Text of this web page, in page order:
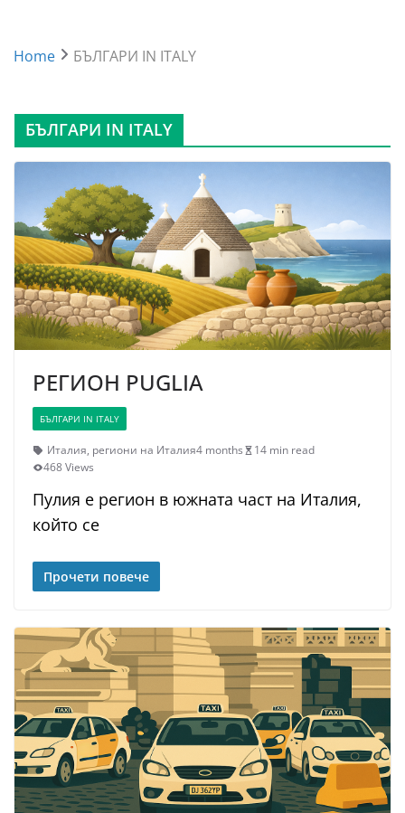
Home БЪЛГАРИ IN ITALY
БЪЛГАРИ IN ITALY
РЕГИОН PUGLIA
БЪЛГАРИ IN ITALY
Италия, региони на Италия4 months
14 min read
468 Views
Пулия е регион в южната част на Италия,
който се
Прочети повече